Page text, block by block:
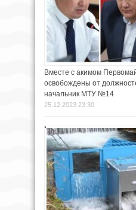
Вместе с акимом
освобождены от
начальник МТУ №14
25.12.2023 23:30